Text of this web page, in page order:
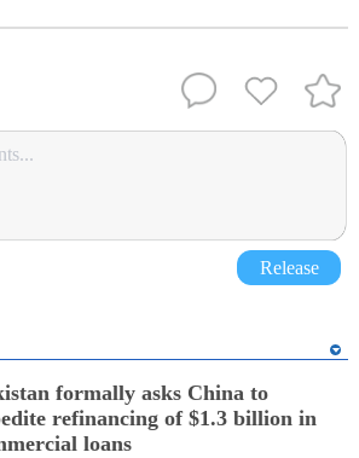
Release
formally asks China to
refinancing of $1.3 billion in
loans